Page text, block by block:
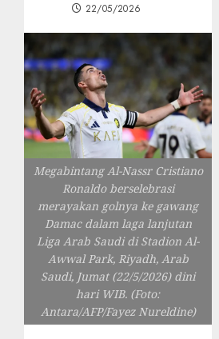
22/05/2026
Megabintang Al-Nassr Cristiano
Ronaldo berselebrasi
merayakan golnya ke gawang
Damac dalam laga lanjutan
Liga Arab Saudi di Stadion Al-
Awwal Park, Riyadh, Arab
Saudi, Jumat (22/5/2026) dini
hari WIB. (Foto:
Antara/AFP/Fayez Nureldine)